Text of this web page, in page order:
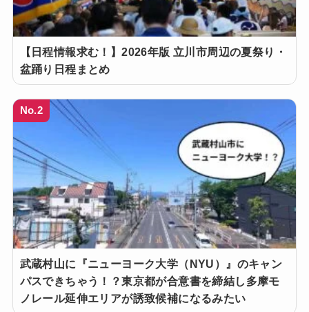
【日程情報求む！】2026年版 立川市周辺の夏祭り・
盆踊り日程まとめ
No.2
武蔵村山に『ニューヨーク大学（NYU）』のキャン
パスできちゃう！？東京都が合意書を締結し多摩モ
ノレール延伸エリアが誘致候補になるみたい